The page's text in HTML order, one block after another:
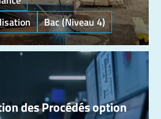
Bac (Niveau 4)
des Procédés option